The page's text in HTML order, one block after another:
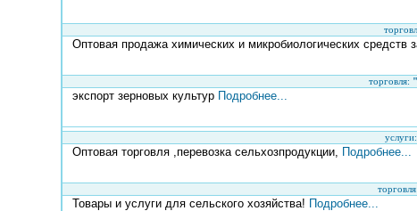
Оптовая продажа химических и микробиологических средств
торговля:
экспорт зерновых культурПодробнее...
услуги:
Оптовая торговля ,перевозка сельхозпродукции, Подробнее...
торговля:
Товары и услуги для сельского хозяйства! Подробнее...